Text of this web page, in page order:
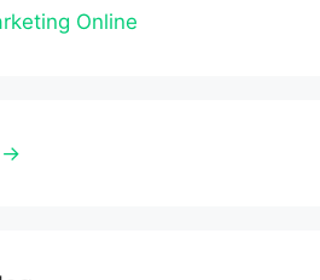
Online
→